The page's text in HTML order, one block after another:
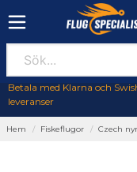
Betala med Klarna och
leveranser
Hem Fiskeflugor Czech